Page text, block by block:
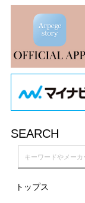
SEARCH
トップス